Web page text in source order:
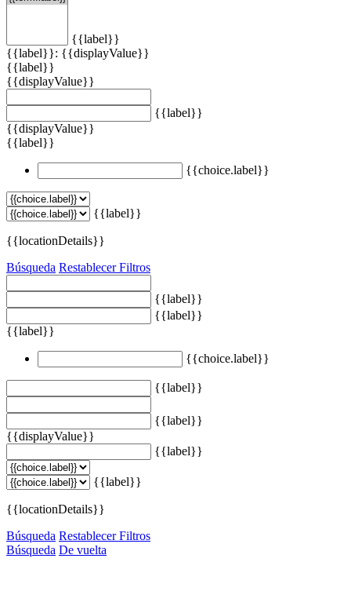
{{label}}
{{label}}: {{displayValue}}
{{label}}
{{displayValue}}
{{label}}
{{displayValue}}
{{label}}
{{choice.label}}
{{label}}
{{locationDetails}}
Búsqueda Restablecer Filtros
{{label}}
{{label}}
{{label}}
{{choice.label}}
{{label}}
{{label}}
{{displayValue}}
{{label}}
{{label}}
{{locationDetails}}
Búsqueda Restablecer Filtros
Búsqueda De vuelta